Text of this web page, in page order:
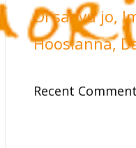
Oi saavu jo,
Hoosianna,
Recent